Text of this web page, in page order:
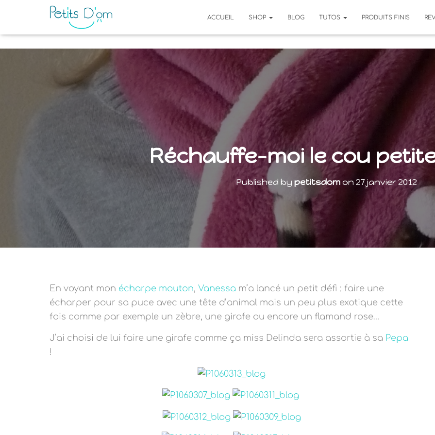
ACCUEIL SHOP BLOG TUTOS PRODUITS FINIS
Réchauffe-moi le cou
Published by petitsdomon 27 janvier 2012
En voyant mon écharpe mouton, Vanessa m’a lancé un petit défi : faire une
écharper pour sa puce avec une tête d’animal mais un peu plus exotique cette
fois comme par exemple un zèbre, une girafe ou encore un flamand rose…
J’ai choisi de lui faire une girafe comme ça miss Delinda sera assortie à sa Pepa
!